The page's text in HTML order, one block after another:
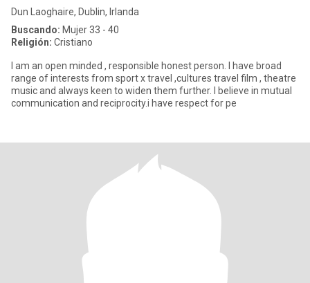
Dun Laoghaire, Dublin, Irlanda
Buscando: Mujer 33 - 40
Religión: Cristiano
I am an open minded , responsible honest person. I have broad
range of interests from sport x travel ,cultures travel film , theatre
music and always keen to widen them further. I believe in mutual
communication and reciprocity.i have respect for pe